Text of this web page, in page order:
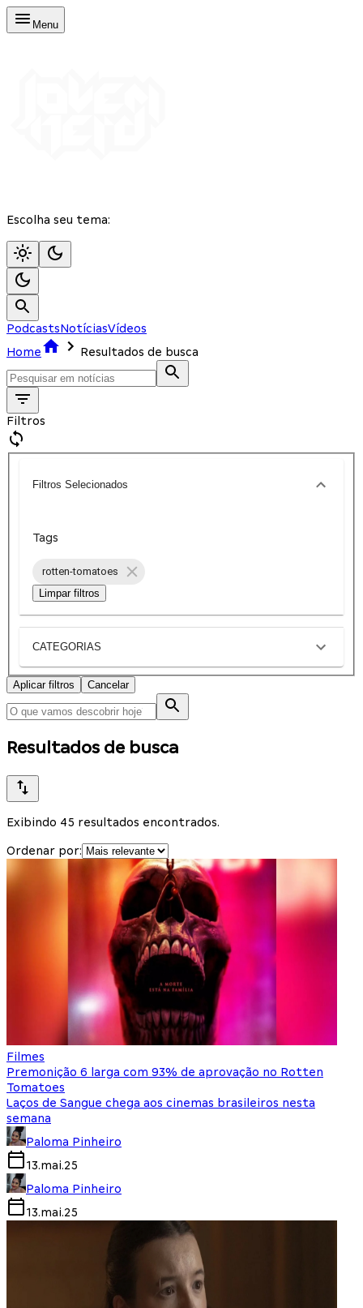
Menu
Escolha seu tema:
PodcastsNotíciasVídeos
Home
Resultados de busca
Filtros
Filtros Selecionados
Tags
rotten-tomatoes
Limpar filtros
CATEGORIAS
Aplicar filtros Cancelar
Resultados de busca
Exibindo 45 resultados encontrados.
Ordenar por:
Filmes
Premonição 6 larga com 93% de aprovação no Rotten
Tomatoes
Laços de Sangue chega aos cinemas brasileiros nesta
semana
Paloma Pinheiro
13.mai.25
Paloma Pinheiro
13.mai.25